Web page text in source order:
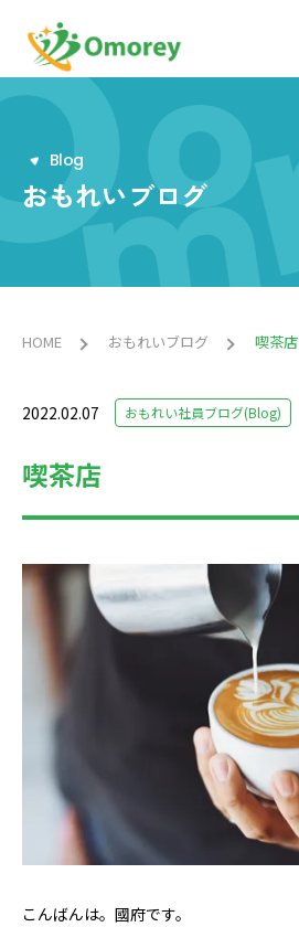
Blog
おもれいブログ
HOME おもれいブログ 喫茶店
2022.02.07 おもれい社員ブログ(Blog)
喫茶店
こんばんは。國府です。